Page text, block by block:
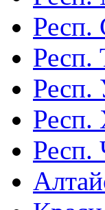
Респ.
Респ.
Респ.
Респ.
Респ.